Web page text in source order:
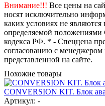
Внимание!!! Все цены на
носят исключительно
каких условиях не
определяемой положениями
кодекса РФ. * - Спеццена
согласованию с менеджером
представленной на сайте.
Похожие товары
СONVERSION KIT. Блок
Артикул: -